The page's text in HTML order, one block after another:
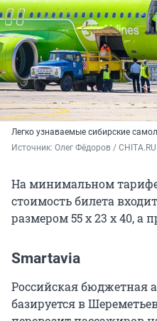
Легко узнаваемые сибирские
Источник: Олег Фёдоров / CHITA.RU
На минимальном
стоимость билета
размером 55 х 23 х 40, а
Smartavia
Российская бюджетная
базируется в